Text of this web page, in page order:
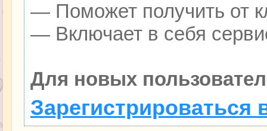
— Поможет получить от
— Включает в себя
Для новых
Зарегистрироваться